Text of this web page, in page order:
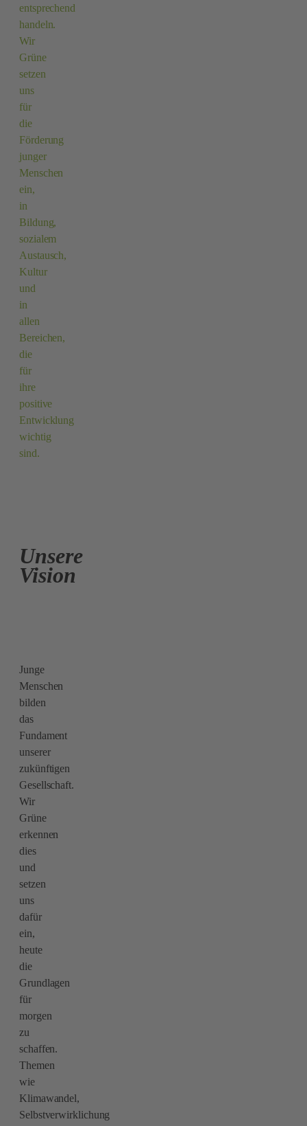
entsprechend
handeln.
Wir
Grüne
setzen
uns
für
die
Förderung
junger
Menschen
ein,
in
Bildung,
sozialem
Austausch,
Kultur
und
in
allen
Bereichen,
die
für
ihre
positive
Entwicklung
wichtig
sind.
Unsere
Vision
Junge
Menschen
bilden
das
Fundament
unserer
zukünftigen
Gesellschaft.
Wir
Grüne
erkennen
dies
und
setzen
uns
dafür
ein,
heute
die
Grundlagen
für
morgen
zu
schaffen.
Themen
wie
Klimawandel,
Selbstverwirklichung